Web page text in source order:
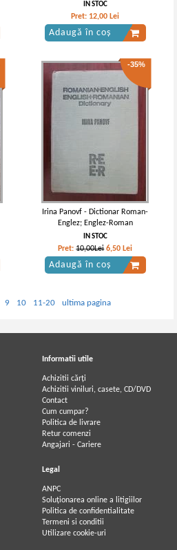
IN STOC
Pret: 12,00 Lei
Adaugă în coș
-35%
Irina Panovf - Dictionar Roman-
Englez; Englez-Roman
IN STOC
Pret:10,00Lei 6,50 Lei
Adaugă în coș
9 10 11-20 ultima pagina
Informatii utile
Achizitii cărți
Achizitii viniluri, casete, CD/DVD
Contact
Cum cumpar?
Politica de livrare
Retur comenzi
Angajari - Cariere
Legal
ANPC
Soluționarea online a litigiilor
Politica de confidentialitate
Termeni si conditii
Utilizare cookie-uri